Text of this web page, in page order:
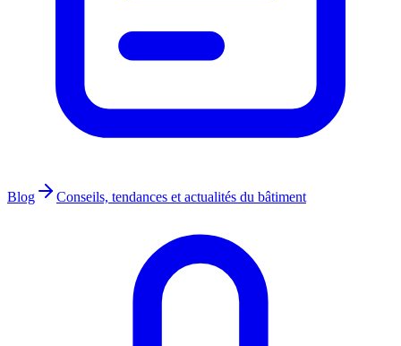
Blog Conseils, tendances et actualités du bâtiment